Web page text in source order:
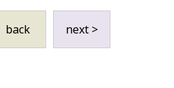
back next >